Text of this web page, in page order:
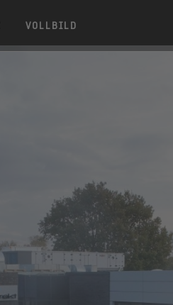
VOLLBILD